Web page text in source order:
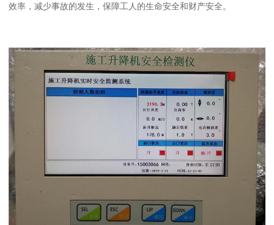
效率，减少事故的发生，保障工人的生命安全和财产安全。